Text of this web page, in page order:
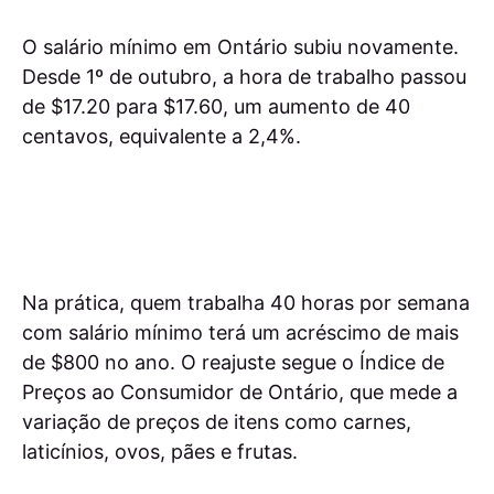
O salário mínimo em Ontário subiu novamente.
Desde 1º de outubro, a hora de trabalho passou
de $17.20 para $17.60, um aumento de 40
centavos, equivalente a 2,4%.
Na prática, quem trabalha 40 horas por semana
com salário mínimo terá um acréscimo de mais
de $800 no ano. O reajuste segue o Índice de
Preços ao Consumidor de Ontário, que mede a
variação de preços de itens como carnes,
laticínios, ovos, pães e frutas.